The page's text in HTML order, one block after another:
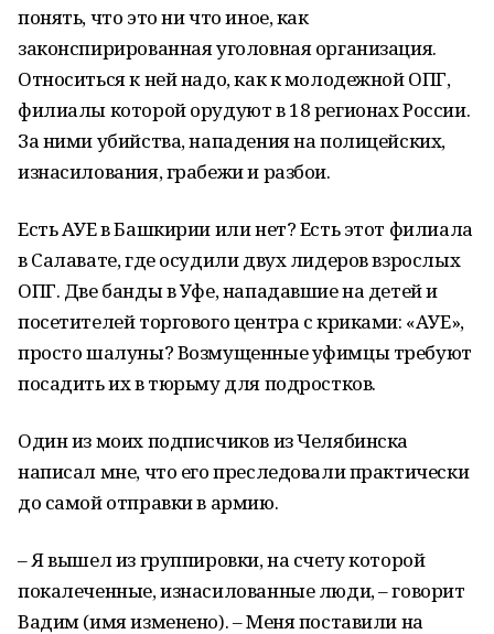
понять, что это ни что иное, как
законспирированная уголовная организация.
Относиться к ней надо, как к молодежной ОПГ,
филиалы которой орудуют в 18 регионах России.
За ними убийства, нападения на полицейских,
изнасилования, грабежи и разбои.
Есть АУЕ в Башкирии или нет? Есть этот филиала
в Салавате, где осудили двух лидеров взрослых
ОПГ. Две банды в Уфе, нападавшие на детей и
посетителей торгового центра с криками: «АУЕ»,
просто шалуны? Возмущенные уфимцы требуют
посадить их в тюрьму для подростков.
Один из моих подписчиков из Челябинска
написал мне, что его преследовали практически
до самой отправки в армию.
– Я вышел из группировки, на счету которой
покалеченные, изнасилованные люди, – говорит
Вадим (имя изменено). – Меня поставили на